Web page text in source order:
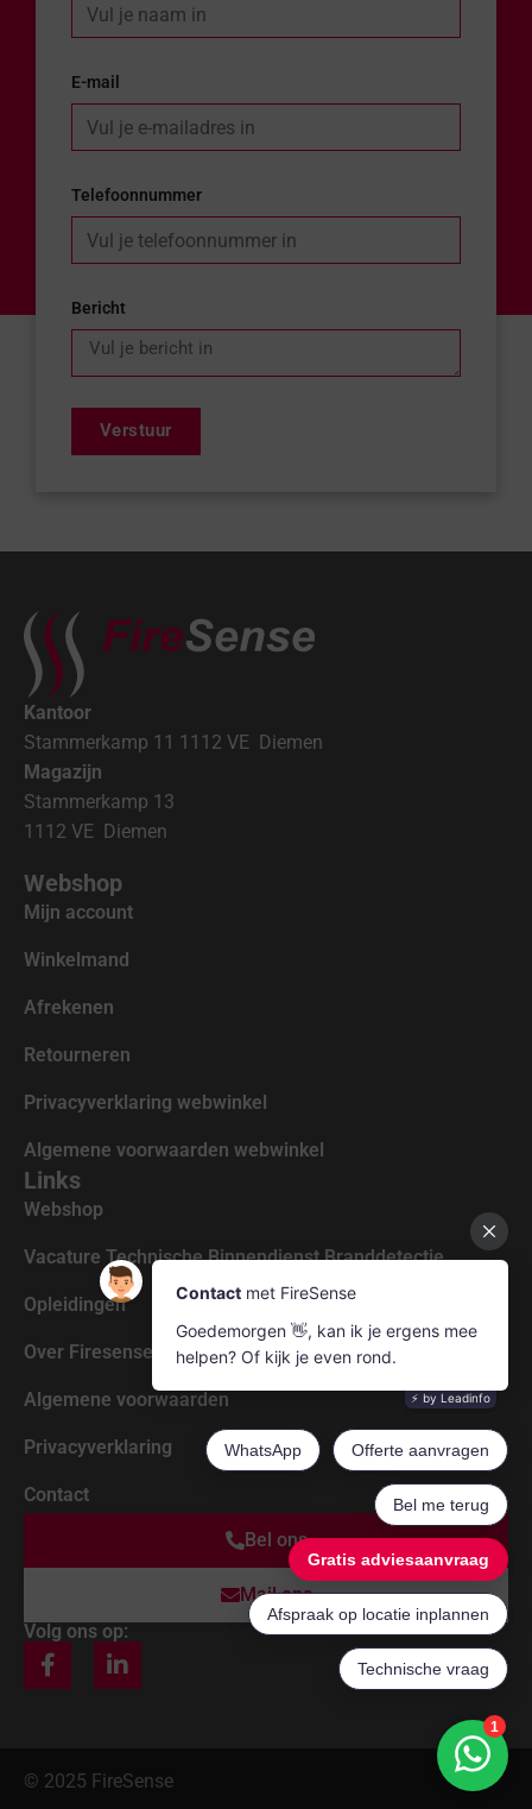
E-mail
Telefoonnummer
Bericht
Verstuur
Kantoor
Stammerkamp 11 1112 VE Diemen
Magazijn
Stammerkamp 13
1112 VE Diemen
Webshop
Mijn account
Winkelmand
Afrekenen
Retourneren
Privacyverklaring webwinkel
Algemene voorwaarden webwinkel
Links
Webshop
Vacature Technische Binnendienst Branddetectie
Opleidingen
Over Firesense
Algemene voorwaarden
Privacyverklaring
Contact
Bel ons
Mail ons
Volg ons op:
© 2025 FireSense